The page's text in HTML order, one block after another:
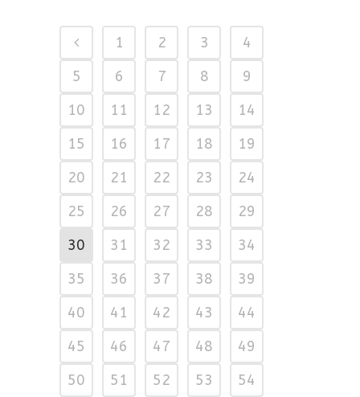
1 2 3
4
5
6 7 8
9
10
11 12 13
14
15
16 17 18
19
20
21 22 23
24
25
26 27 28
29
30
31 32 33
34
35
36 37 38
39
40
41 42 43
44
45
46 47 48
49
50
51 52 53
54